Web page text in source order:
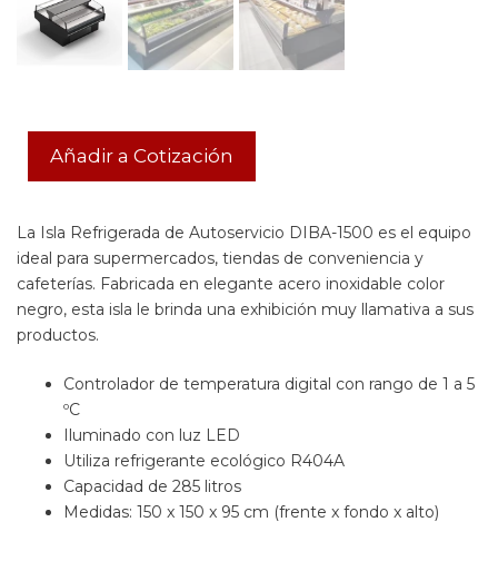
Añadir a Cotización
La Isla Refrigerada de Autoservicio DIBA-1500 es el equipo
ideal para supermercados, tiendas de conveniencia y
cafeterías. Fabricada en elegante acero inoxidable color
negro, esta isla le brinda una exhibición muy llamativa a sus
productos.
Controlador de temperatura digital con rango de 1 a 5
ºC
Iluminado con luz LED
Utiliza refrigerante ecológico R404A
Capacidad de 285 litros
Medidas: 150 x 150 x 95 cm (frente x fondo x alto)